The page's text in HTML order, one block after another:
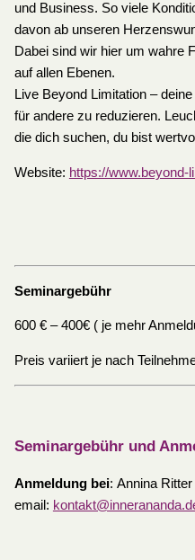
und Business. So viele
davon ab unseren
Dabei sind wir hier um wahre
auf allen Ebenen.
Live Beyond Limitation –
für andere zu reduzieren.
die dich suchen, du bist
Website: https://www.beyond-
Seminargebühr
600 € – 400€ ( je mehr
Preis variiert je nach
Seminargebühr und
Anmeldung bei: Annina
email: